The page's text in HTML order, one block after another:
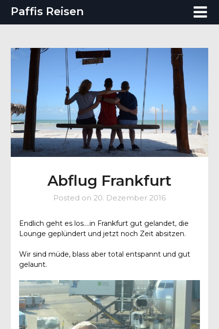
SkipPaffis Reisen
Abflug Frankfurt
Posted on 20. Dezember 2016
Endlich geht es los….in Frankfurt gut gelandet, die
Lounge geplündert und jetzt noch Zeit absitzen.
Wir sind müde, blass aber total entspannt und gut
gelaunt.